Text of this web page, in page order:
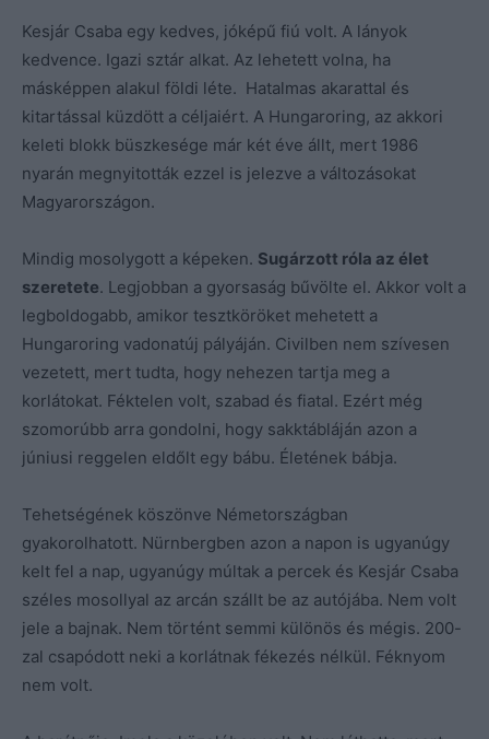
Kesjár Csaba egy kedves, jóképű fiú volt. A lányok
kedvence. Igazi sztár alkat. Az lehetett volna, ha
másképpen alakul földi léte. Hatalmas akarattal és
kitartással küzdött a céljaiért. A Hungaroring, az akkori
keleti blokk büszkesége már két éve állt, mert 1986
nyarán megnyitották ezzel is jelezve a változásokat
Magyarországon.
Mindig mosolygott a képeken. Sugárzott róla az élet
szeretete. Legjobban a gyorsaság bűvölte el. Akkor volt a
legboldogabb, amikor tesztköröket mehetett a
Hungaroring vadonatúj pályáján. Civilben nem szívesen
vezetett, mert tudta, hogy nehezen tartja meg a
korlátokat. Féktelen volt, szabad és fiatal. Ezért még
szomorúbb arra gondolni, hogy sakktábláján azon a
júniusi reggelen eldőlt egy bábu. Életének bábja.
Tehetségének köszönve Németországban
gyakorolhatott. Nürnbergben azon a napon is ugyanúgy
kelt fel a nap, ugyanúgy múltak a percek és Kesjár Csaba
széles mosollyal az arcán szállt be az autójába. Nem volt
jele a bajnak. Nem történt semmi különös és mégis. 200-
zal csapódott neki a korlátnak fékezés nélkül. Féknyom
nem volt.